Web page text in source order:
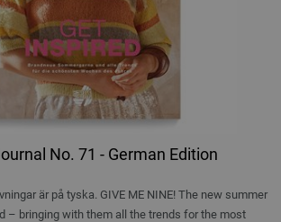
No. 71 - German Edition
är på tyska. GIVE ME NINE! The new summer
– bringing with them all the trends for the most